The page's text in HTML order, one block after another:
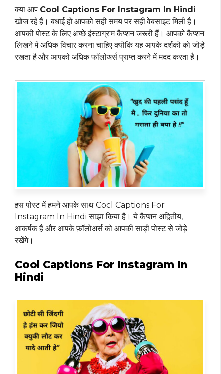
क्या आप Cool Captions For Instagram In Hindi
खोज रहे हैं। बधाई हो आपको सही समय पर सही वेबसाइट मिली है।
आपकी पोस्ट के लिए अच्छे इंस्टाग्राम कैप्शन जरूरी हैं। आपको कैप्शन
लिखने में अधिक विचार करना चाहिए क्योंकि यह आपके दर्शकों को जोड़े
रखता है और आपको अधिक फॉलोअर्स प्राप्त करने में मदद करता है।
इस पोस्ट में हमने आपके साथ Cool Captions For
Instagram In Hindi साझा किया है। ये कैप्शन अद्वितीय,
आकर्षक हैं और आपके फ़ॉलोअर्स को आपकी साड़ी पोस्ट से जोड़े
रखेंगे।
Cool Captions For Instagram In
Hindi